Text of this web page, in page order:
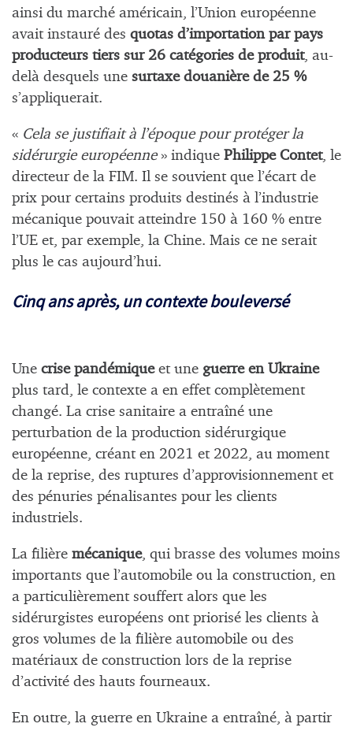
ainsi du marché américain, l’Union européenne
avait instauré des quotas d’importation par pays
producteurs tiers sur 26 catégories de produit, au-
delà desquels une surtaxe douanière de 25 %
s’appliquerait.
« Cela se justifiait à l’époque pour protéger la
sidérurgie européenne» indique Philippe Contet, le
directeur de la FIM. Il se souvient que l’écart de
prix pour certains produits destinés à l’industrie
mécanique pouvait atteindre 150 à 160 % entre
l’UE et, par exemple, la Chine. Mais ce ne serait
plus le cas aujourd’hui.
Cinq ans après, un contexte bouleversé
Une crise pandémiqueet une guerre en Ukraine
plus tard, le contexte a en effet complètement
changé. La crise sanitaire a entraîné une
perturbation de la production sidérurgique
européenne, créant en 2021 et 2022, au moment
de la reprise, des ruptures d’approvisionnement et
des pénuries pénalisantes pour les clients
industriels.
La filière mécanique, qui brasse des volumes moins
importants que l’automobile ou la construction, en
a particulièrement souffert alors que les
sidérurgistes européens ont priorisé les clients à
gros volumes de la filière automobile ou des
matériaux de construction lors de la reprise
d’activité des hauts fourneaux.
En outre, la guerre en Ukraine a entraîné, à partir